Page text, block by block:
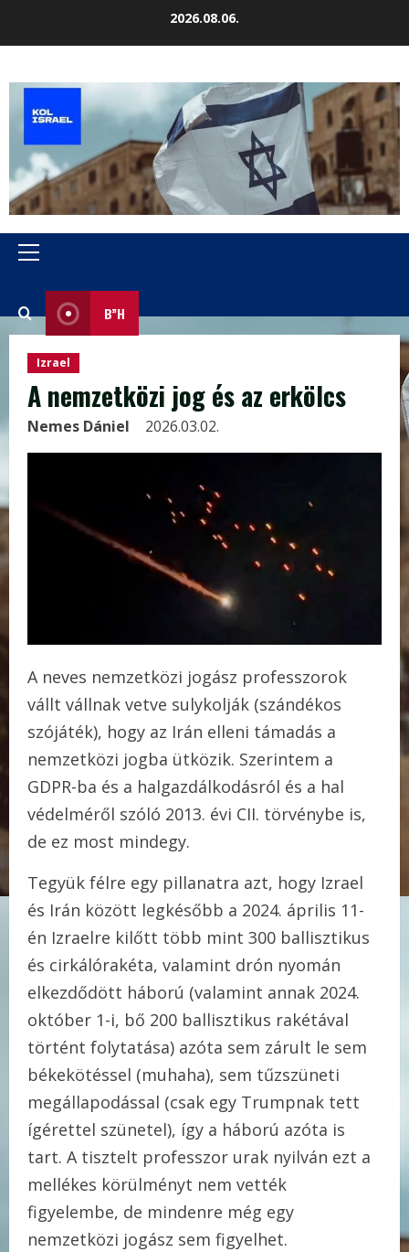
2026.08.06.
Primary
B”H
Izrael
A nemzetközi jog és az erkölcs
Nemes Dániel 2026.03.02.
A neves nemzetközi jogász professzorok
vállt vállnak vetve sulykolják (szándékos
szójáték), hogy az Irán elleni támadás a
nemzetközi jogba ütközik. Szerintem a
GDPR-ba és a halgazdálkodásról és a hal
védelméről szóló 2013. évi CII. törvénybe is,
de ez most mindegy.
Tegyük félre egy pillanatra azt, hogy Izrael
és Irán között legkésőbb a 2024. április 11-
én Izraelre kilőtt több mint 300 ballisztikus
és cirkálórakéta, valamint drón nyomán
elkezdődött háború (valamint annak 2024.
október 1-i, bő 200 ballisztikus rakétával
történt folytatása) azóta sem zárult le sem
békekötéssel (muhaha), sem tűzszüneti
megállapodással (csak egy Trumpnak tett
ígérettel szünetel), így a háború azóta is
tart. A tisztelt professzor urak nyilván ezt a
mellékes körülményt nem vették
figyelembe, de mindenre még egy
nemzetközi jogász sem figyelhet.